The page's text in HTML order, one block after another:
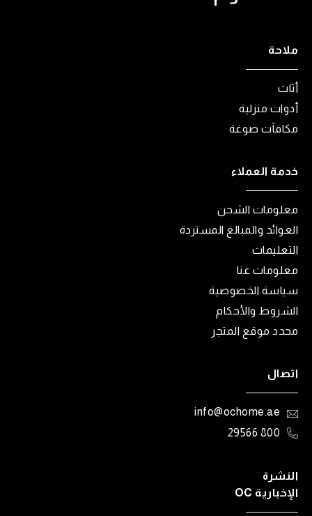
ملاحة
أثاث
أدوات منزلية
مكافآت صوغة
خدمة العملاء
معلومات الشحن
العوائد والمبالغ المستردة
التعليمات
معلومات عنا
سياسة الخصوصية
الشروط والأحكام
محدد موقع المتجر
اتصال
info@ochome.ae
800 29566
النشرة
الإخبارية OC